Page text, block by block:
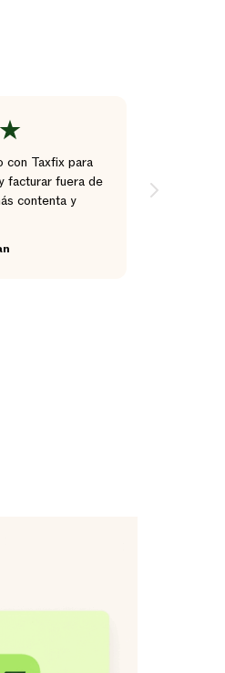
con Taxfix para
facturar fuera de
contenta y